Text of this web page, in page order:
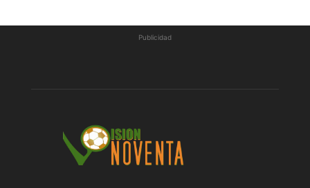
Publicidad